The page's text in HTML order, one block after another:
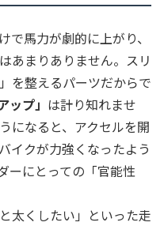
馬力が劇的に上がり、
まりありません。スリ
を整えるパーツだからで
ップ」 は計り知れませ
になると、アクセルを開
イクが力強くなったよう
ーにとっての「官能性
太くしたい」といった走